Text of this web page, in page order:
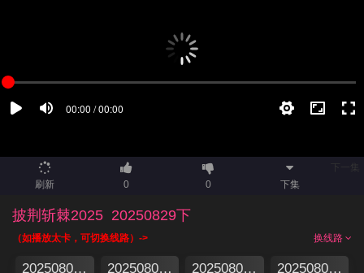
刷新 0 0 下集
披荆斩棘2025 20250829下
换线路
（如播放太卡，可切换线路）->
20250806滚烫集结号 20250808上 20250808中 20250808舞台纯享